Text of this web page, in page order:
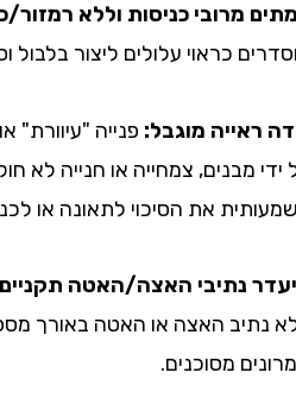
כניסות וללא רמזור/כיכר:
כראוי עלולים ליצור בלבול וסיכון.
מוגבל:פנייה "עיוורת" או
צמחייה או חנייה לא
את הסיכוי לתאונה או
נתיבי האצה/האטה תקניים:
האצה או האטה באורך מספק,
מסוכנים.